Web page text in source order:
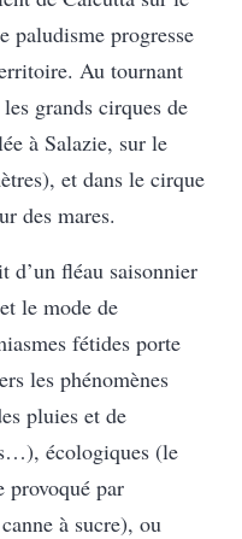
paludisme progresse
Au tournant
grands cirques de
à Salazie, sur le
et dans le cirque
des mares.
d’un fléau saisonnier
le mode de
fétides porte
les phénomènes
pluies et de
écologiques (le
provoqué par
à sucre), ou